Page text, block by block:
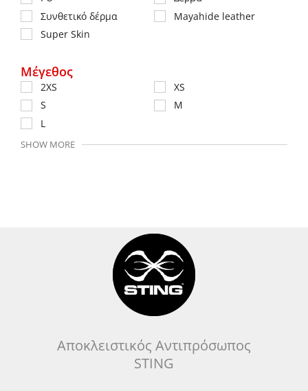
Συνθετικό δέρμα
Mayahide leather
Super Skin
Μέγεθος
2XS
XS
S
M
L
SHOW MORE
Αποκλειστικός Αντιπρόσωπος
STING